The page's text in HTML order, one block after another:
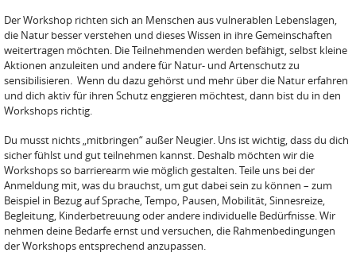
Der Workshop richten sich an Menschen aus vulnerablen Lebenslagen,
die Natur besser verstehen und dieses Wissen in ihre Gemeinschaften
weitertragen möchten. Die Teilnehmenden werden befähigt, selbst kleine
Aktionen anzuleiten und andere für Natur- und Artenschutz zu
sensibilisieren. Wenn du dazu gehörst und mehr über die Natur erfahren
und dich aktiv für ihren Schutz enggieren möchtest, dann bist du in den
Workshops richtig.
Du musst nichts „mitbringen“ außer Neugier. Uns ist wichtig, dass du dich
sicher fühlst und gut teilnehmen kannst. Deshalb möchten wir die
Workshops so barrierearm wie möglich gestalten. Teile uns bei der
Anmeldung mit, was du brauchst, um gut dabei sein zu können – zum
Beispiel in Bezug auf Sprache, Tempo, Pausen, Mobilität, Sinnesreize,
Begleitung, Kinderbetreuung oder andere individuelle Bedürfnisse. Wir
nehmen deine Bedarfe ernst und versuchen, die Rahmenbedingungen
der Workshops entsprechend anzupassen.